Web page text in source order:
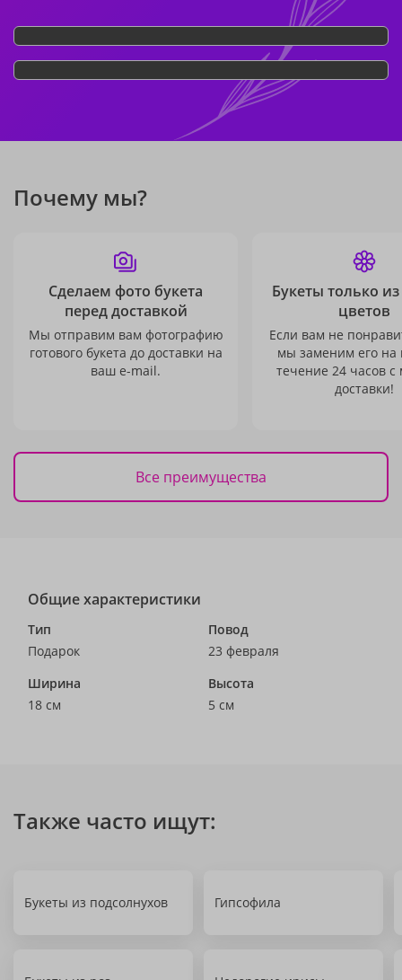
Почему мы?
Сделаем фото букета
перед доставкой
Мы отправим вам фотографию
готового букета до доставки на
ваш e-mail.
Букеты только
цветов
Если вам не
мы заменим его на
течение 24 часов с
доставки!
Все преимущества
Общие характеристики
Тип
Подарок
Повод
23 февраля
Ширина
18 см
Высота
5 см
Также часто ищут:
Букеты из подсолнухов Гипсофила